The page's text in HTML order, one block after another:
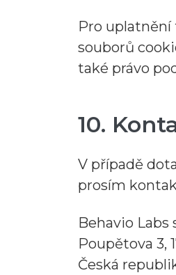
Pro
souborů
také právo
10.
V případě
prosím
Behavio Labs
Poupětova 3,
Česká